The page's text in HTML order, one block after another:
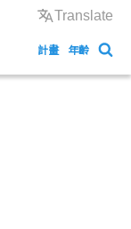
Translate
計畫 年齡